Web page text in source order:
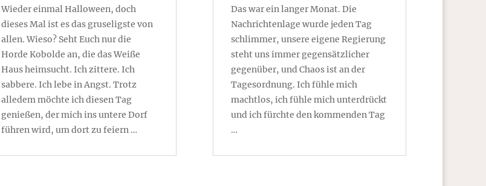
Wieder einmal Halloween, doch
dieses Mal ist es das gruseligste von
allen. Wieso? Seht Euch nur die
Horde Kobolde an, die das Weiße
Haus heimsucht. Ich zittere. Ich
sabbere. Ich lebe in Angst. Trotz
alledem möchte ich diesen Tag
genießen, der mich ins untere Dorf
führen wird, um dort zu feiern …
Das war ein langer Monat. Die
Nachrichtenlage wurde jeden Tag
schlimmer, unsere eigene Regierung
steht uns immer gegensätzlicher
gegenüber, und Chaos ist an der
Tagesordnung. Ich fühle mich
machtlos, ich fühle mich unterdrückt
und ich fürchte den kommenden Tag
…